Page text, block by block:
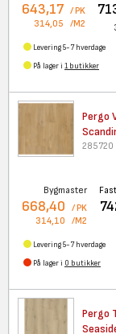
643,17 / PK
314,05 /M2
Levering 5-7 hverdage
På lager i 1 butikker
Pergo
285720
Bygmaster
668,40 / PK
314,10 /M2
Levering 5-7 hverdage
På lager i 0 butikker
Pergo